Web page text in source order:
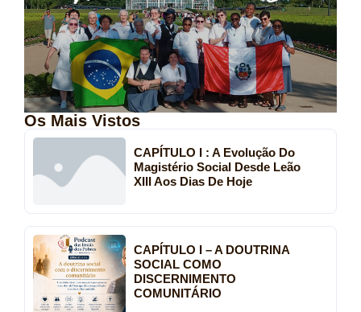
Os Mais Vistos
CAPÍTULO I : A Evolução Do
Magistério Social Desde Leão
XIII Aos Dias De Hoje
CAPÍTULO I – A DOUTRINA
SOCIAL COMO
DISCERNIMENTO
COMUNITÁRIO